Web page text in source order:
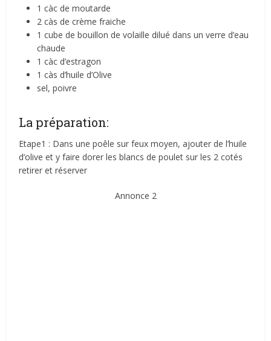
1 càc de moutarde
2 càs de crème fraiche
1 cube de bouillon de volaille dilué dans un verre d’eau
chaude
1 càc d’estragon
1 càs d’huile d’Olive
sel, poivre
La préparation:
Etape1 : Dans une poêle sur feux moyen, ajouter de l’huile
d’olive et y faire dorer les blancs de poulet sur les 2 cotés
retirer et réserver
Annonce 2